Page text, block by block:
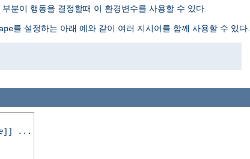
분이 행동을 결정할때 이 환경변수를 사용할 수 있다.
를 설정하는 아래 예와 같이 여러 지시어를 함께 사용할 수 있다.
]] ...